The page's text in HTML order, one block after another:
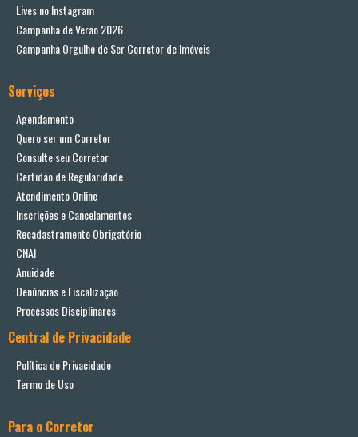
Lives no Instagram
Campanha de Verão 2026
Campanha Orgulho de Ser Corretor de Imóveis
Serviços
Agendamento
Quero ser um Corretor
Consulte seu Corretor
Certidão de Regularidade
Atendimento Online
Inscrições e Cancelamentos
Recadastramento Obrigatório
CNAI
Anuidade
Denúncias e Fiscalização
Processos Disciplinares
Central de Privacidade
Política de Privacidade
Termo de Uso
Para o Corretor